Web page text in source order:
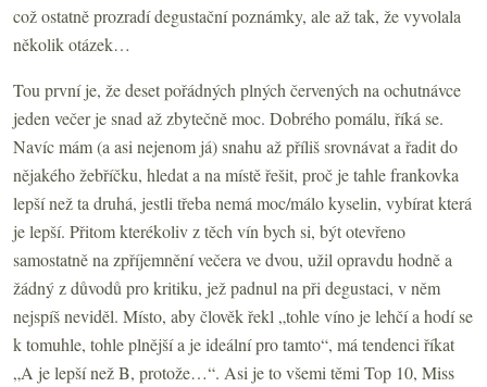
což ostatně prozradí degustační poznámky, ale až tak, že vyvolala
několik otázek…
Tou první je, že deset pořádných plných červených na ochutnávce
jeden večer je snad až zbytečně moc. Dobrého pomálu, říká se.
Navíc mám (a asi nejenom já) snahu až příliš srovnávat a řadit do
nějakého žebříčku, hledat a na místě řešit, proč je tahle frankovka
lepší než ta druhá, jestli třeba nemá moc/málo kyselin, vybírat která
je lepší. Přitom kterékoliv z těch vín bych si, být otevřeno
samostatně na zpříjemnění večera ve dvou, užil opravdu hodně a
žádný z důvodů pro kritiku, jež padnul na při degustaci, v něm
nejspíš neviděl. Místo, aby člověk řekl „tohle víno je lehčí a hodí se
k tomuhle, tohle plnější a je ideální pro tamto“, má tendenci říkat
„A je lepší než B, protože…“. Asi je to všemi těmi Top 10, Miss